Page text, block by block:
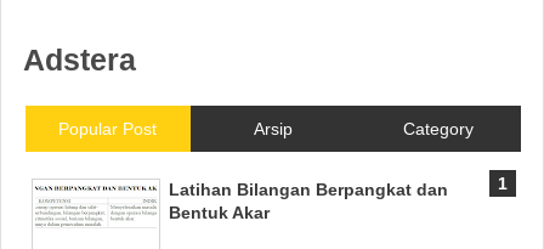
Adstera
Popular Post Arsip Category
Latihan Bilangan Berpangkat dan
Bentuk Akar